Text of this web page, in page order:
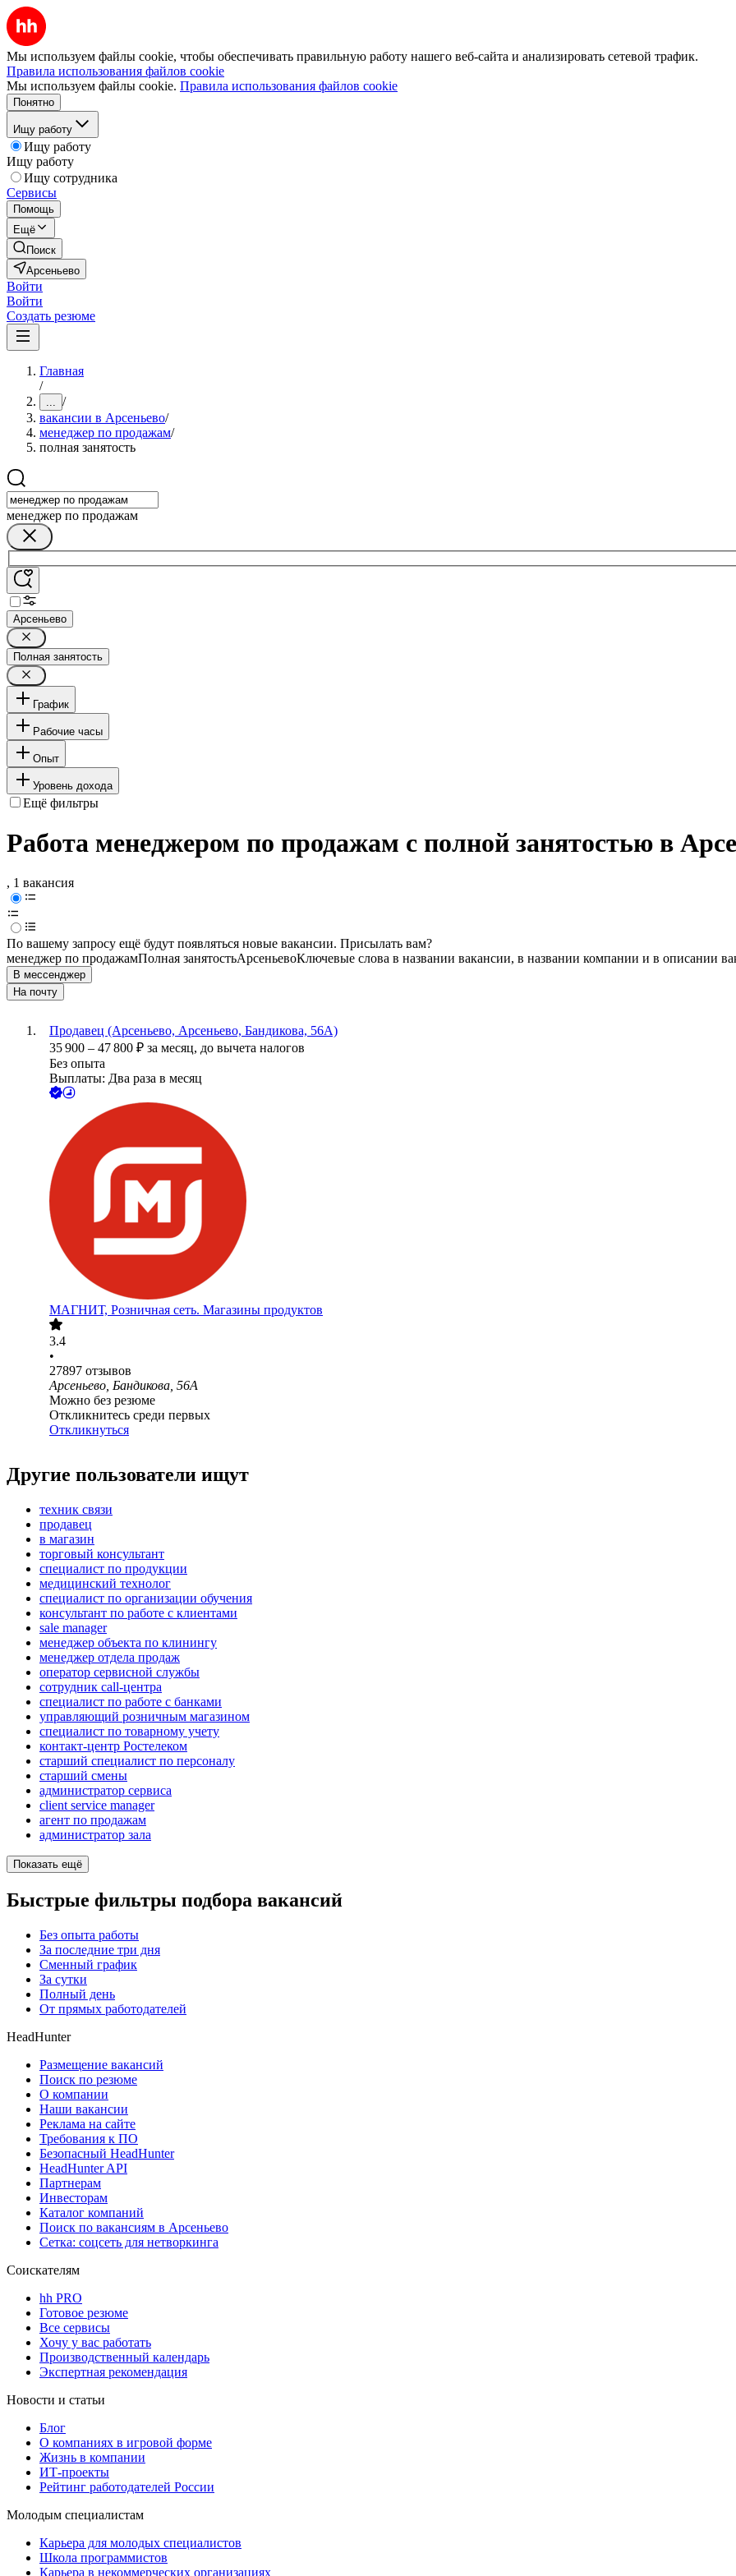
Мы используем файлы cookie, чтобы обеспечивать правильную работу нашего веб-сайта и анализировать сетевой трафик.
Правила использования файлов cookie
Мы используем файлы cookie. Правила использования файлов cookie
Понятно
Ищу работу
Ищу работу
Ищу работу
Ищу сотрудника
Сервисы
Помощь
Ещё
Поиск
Арсеньево
Войти
Войти
Создать резюме
Главная
/
... /
вакансии в Арсеньево/
менеджер по продажам/
полная занятость
менеджер по продажам
Арсеньево
Полная занятость
График
Рабочие часы
Опыт
Уровень дохода
Ещё фильтры
Работа менеджером по продажам с полной занятостью в
, 1 вакансия
По вашему запросу ещё будут появляться новые вакансии. Присылать вам?
менеджер по продажамПолная занятостьАрсеньевоКлючевые слова в названии вакансии, в названии компании и в описании
В мессенджер
На почту
Продавец (Арсеньево, Арсеньево, Бандикова, 56А)
35 900 – 47 800 ₽ за месяц, до вычета налогов
Без опыта
Выплаты: Два раза в месяц
МАГНИТ, Розничная сеть. Магазины продуктов
3.4
•
27897 отзывов
Арсеньево, Бандикова, 56А
Можно без резюме
Откликнитесь среди первых
Откликнуться
Другие пользователи ищут
техник связи
продавец
в магазин
торговый консультант
специалист по продукции
медицинский технолог
специалист по организации обучения
консультант по работе с клиентами
sale manager
менеджер объекта по клинингу
менеджер отдела продаж
оператор сервисной службы
сотрудник call-центра
специалист по работе с банками
управляющий розничным магазином
специалист по товарному учету
контакт-центр Ростелеком
старший специалист по персоналу
старший смены
администратор сервиса
client service manager
агент по продажам
администратор зала
Показать ещё
Быстрые фильтры подбора вакансий
Без опыта работы
За последние три дня
Сменный график
За сутки
Полный день
От прямых работодателей
HeadHunter
Размещение вакансий
Поиск по резюме
О компании
Наши вакансии
Реклама на сайте
Требования к ПО
Безопасный HeadHunter
HeadHunter API
Партнерам
Инвесторам
Каталог компаний
Поиск по вакансиям в Арсеньево
Сетка: соцсеть для нетворкинга
Соискателям
hh PRO
Готовое резюме
Все сервисы
Хочу у вас работать
Производственный календарь
Экспертная рекомендация
Новости и статьи
Блог
О компаниях в игровой форме
Жизнь в компании
ИТ-проекты
Рейтинг работодателей России
Молодым специалистам
Карьера для молодых специалистов
Школа программистов
Карьера в некоммерческих организациях